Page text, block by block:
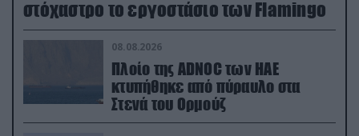
στόχαστρο το εργοστάσιο των Flamingo
08.08.2026
Πλοίο της ADNOC των ΗΑΕ
κτυπήθηκε από πύραυλο στα
Στενά του Ορμούζ